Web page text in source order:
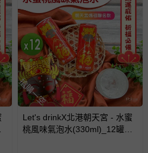
搶購一空
Let's drinkX北港朝天宮 - 水蜜
桃風味氣泡水(330ml)_12罐